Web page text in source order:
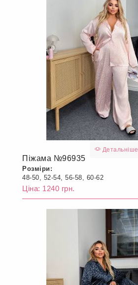
Детальніше
Піжама №96935
Розміри:
48-50, 52-54, 56-58, 60-62
Ціна: 1240 грн.